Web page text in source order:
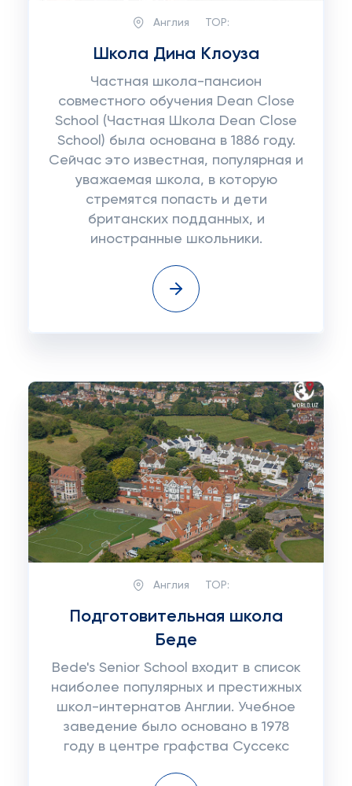
Англия TOP:
Школа Дина Клоуза
Частная школа-пансион
совместного обучения Dean Close
School (Частная Школа Dean Close
School) была основана в 1886 году.
Сейчас это известная, популярная и
уважаемая школа, в которую
стремятся попасть и дети
британских подданных, и
иностранные школьники.
Англия TOP:
Подготовительная школа
Беде
Bede's Senior School входит в список
наиболее популярных и престижных
школ-интернатов Англии. Учебное
заведение было основано в 1978
году в центре графства Суссекс